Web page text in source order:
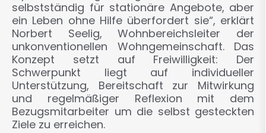
selbstständig für stationäre Angebote, aber
ein Leben ohne Hilfe überfordert sie“, erklärt
Norbert Seelig, Wohnbereichsleiter der
unkonventionellen Wohngemeinschaft. Das
Konzept setzt auf Freiwilligkeit: Der
Schwerpunkt liegt auf individueller
Unterstützung, Bereitschaft zur Mitwirkung
und regelmäßiger Reflexion mit dem
Bezugsmitarbeiter um die selbst gesteckten
Ziele zu erreichen.